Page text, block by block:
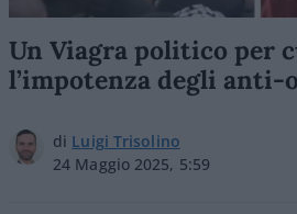
Un Viagra politico per
l’impotenza degli
di Luigi Trisolino
24 Maggio 2025, 5:59